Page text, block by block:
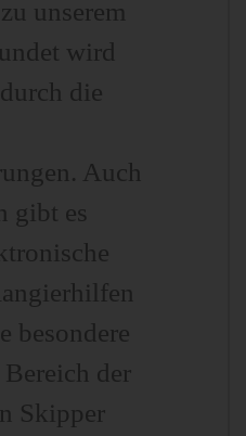
unserem
wird
die
Auch
gibt es
besondere
der
Skipper